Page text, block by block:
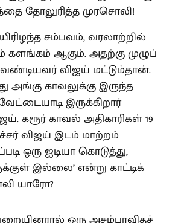
சம்பவம், வரலாற்றில்
களங்கம் ஆகும். அதற்கு முழுப்
விஜய் மட்டும்தான்.
காவலுக்கு இருந்த
இருக்கிறார்
கரூர் காவல் அதிகாரிகள் 19
விஜய் இடம் மாற்றம்
ஒரு ஐடியா கொடுத்து,
இல்லை’ என்று காட்டிக்
யாரோ?